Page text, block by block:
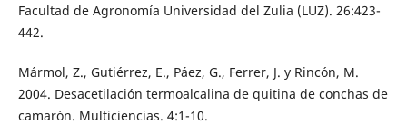
Facultad de Agronomía Universidad del Zulia (LUZ). 26:423-
442.
Mármol, Z., Gutiérrez, E., Páez, G., Ferrer, J. y Rincón, M.
2004. Desacetilación termoalcalina de quitina de conchas de
camarón. Multiciencias. 4:1-10.